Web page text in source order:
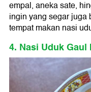
empal, aneka sate,
ingin yang segar juga
tempat makan nasi
4. Nasi Uduk Gaul